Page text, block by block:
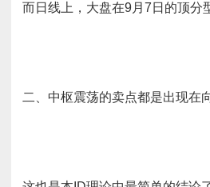
而日线上，大盘在9月7日的顶分
二、中枢震荡的卖点都是出现在